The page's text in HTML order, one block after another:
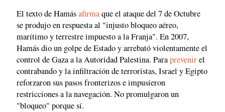
El texto de Hamásafirmaque el ataque del 7 de Octubre
se produjo en respuesta al "injusto bloqueo aéreo,
marítimo y terrestre impuesto a la Franja". En 2007,
Hamás dio un golpe de Estado y arrebató violentamente el
control de Gaza a la Autoridad Palestina. Paraprevenirel
contrabando y la infiltración de terroristas, Israel y Egipto
reforzaron sus pasos fronterizos e impusieron
restricciones a la navegación. No promulgaron un
"bloqueo" porque sí.